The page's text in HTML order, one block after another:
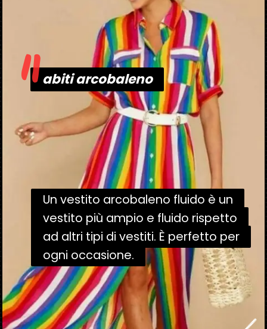
Un vestito arcobaleno fluido è un
vestito più ampio e fluido rispetto
ad altri tipi di vestiti. È perfetto per
ogni occasione.
Un vestito arcobaleno fluido è un
vestito più ampio e fluido rispetto
ad altri tipi di vestiti. È perfetto per
ogni occasione.
abiti arcobaleno
abiti arcobaleno
"